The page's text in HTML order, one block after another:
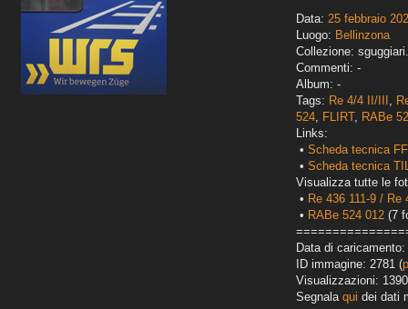
Data: 25 febbraio
Luogo: Bellinzona
Collezione:
Commenti: -
Album: -
Tags: Re 4/4 II/III ,
524, FLIRT, RABe
Links:
• Scheda tecnica
• Scheda tecnica
Visualizza tutte le
• Re 436 111-9 / Re
• RABe 524 012 (7
Data di
ID immagine: 2781 (
Visualizzazioni: 1390
Segnala qui dei dati